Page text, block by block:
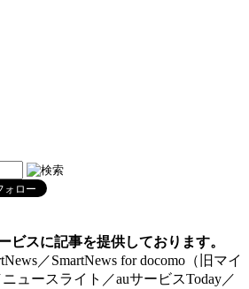
ビスに記事を提供しております。
／SmartNews for docomo（旧マイ
ュースライト／auサービスToday／